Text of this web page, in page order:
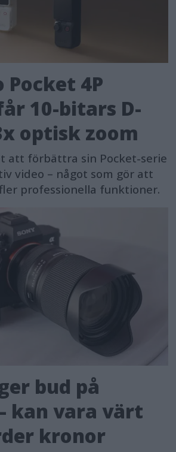
Pocket 4P
10-bitars D-
optisk zoom
att förbättra sin Pocket-serie
video – något som gör att
professionella funktioner.
bud på
kan vara värt
kronor